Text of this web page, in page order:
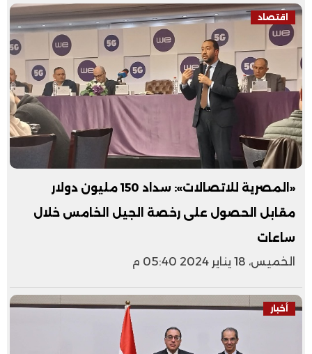
اقتصاد
«المصرية للاتصالات»: سداد 150 مليون دولار
مقابل الحصول على رخصة الجيل الخامس خلال
ساعات
الخميس، 18 يناير 2024 05:40 م
أخبار